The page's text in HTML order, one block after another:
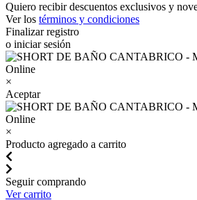
Quiero recibir descuentos exclusivos y
Ver los términos y condiciones
Finalizar registro
o iniciar sesión
×
Aceptar
×
Producto agregado a carrito
Seguir comprando
Ver carrito